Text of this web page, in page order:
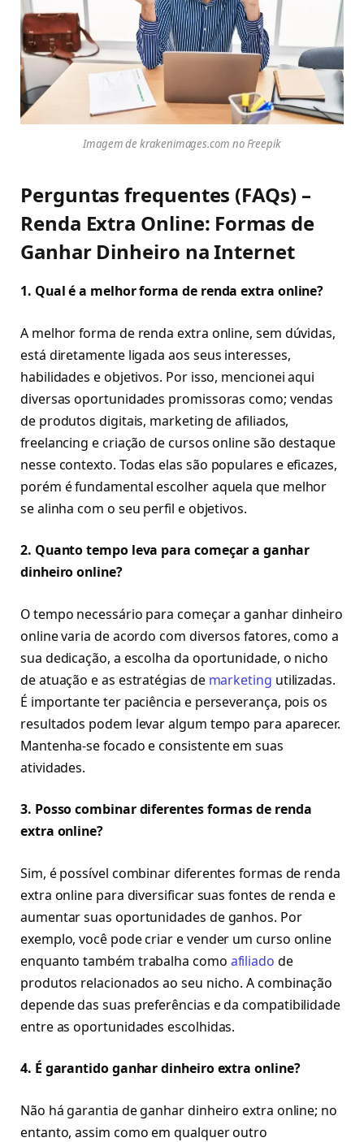
Imagem de krakenimages.com no Freepik
Perguntas frequentes (FAQs) –
Renda Extra Online: Formas de
Ganhar Dinheiro na Internet
1. Qual é a melhor forma de renda extra online?
A melhor forma de renda extra online, sem dúvidas,
está diretamente ligada aos seus interesses,
habilidades e objetivos. Por isso, mencionei aqui
diversas oportunidades promissoras como; vendas
de produtos digitais, marketing de afiliados,
freelancing e criação de cursos online são destaque
nesse contexto. Todas elas são populares e eficazes,
porém é fundamental escolher aquela que melhor
se alinha com o seu perfil e objetivos.
2. Quanto tempo leva para começar a ganhar
dinheiro online?
O tempo necessário para começar a ganhar dinheiro
online varia de acordo com diversos fatores, como a
sua dedicação, a escolha da oportunidade, o nicho
de atuação e as estratégias de marketing utilizadas.
É importante ter paciência e perseverança, pois os
resultados podem levar algum tempo para aparecer.
Mantenha-se focado e consistente em suas
atividades.
3. Posso combinar diferentes formas de renda
extra online?
Sim, é possível combinar diferentes formas de renda
extra online para diversificar suas fontes de renda e
aumentar suas oportunidades de ganhos. Por
exemplo, você pode criar e vender um curso online
enquanto também trabalha como afiliado de
produtos relacionados ao seu nicho. A combinação
depende das suas preferências e da compatibilidade
entre as oportunidades escolhidas.
4. É garantido ganhar dinheiro extra online?
Não há garantia de ganhar dinheiro extra online; no
entanto, assim como em qualquer outro